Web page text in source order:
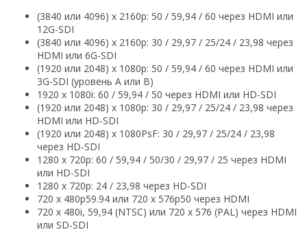
(3840 или 4096) x 2160p: 50 / 59,94 / 60 через HDMI или
12G-SDI
(3840 или 4096) x 2160p: 30 / 29,97 / 25/24 / 23,98 через
HDMI или 6G-SDI
(1920 или 2048) x 1080p: 50 / 59,94 / 60 через HDMI или
3G-SDI (уровень A или B)
1920 x 1080i: 60 / 59,94 / 50 через HDMI или HD-SDI
(1920 или 2048) x 1080p: 30 / 29,97 / 25/24 / 23,98 через
HDMI или HD-SDI
(1920 или 2048) x 1080PsF: 30 / 29,97 / 25/24 / 23,98
через HD-SDI
1280 x 720p: 60 / 59,94 / 50/30 / 29,97 / 25 через HDMI
или HD-SDI
1280 x 720p: 24 / 23,98 через HD-SDI
720 x 480p59.94 или 720 x 576p50 через HDMI
720 x 480i, 59,94 (NTSC) или 720 x 576 (PAL) через HDMI
или SD-SDI